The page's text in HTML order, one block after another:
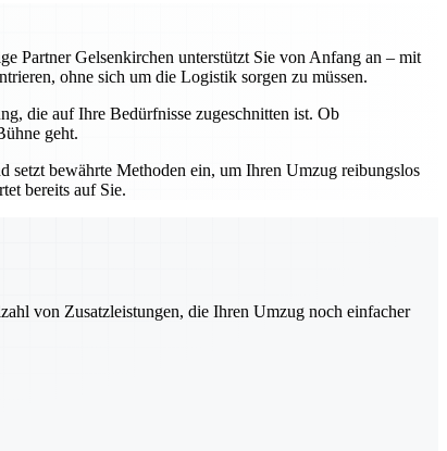
Partner Gelsenkirchen unterstützt Sie von Anfang an – mit
ohne sich um die Logistik sorgen zu müssen.
die auf Ihre Bedürfnisse zugeschnitten ist. Ob
geht.
setzt bewährte Methoden ein, um Ihren Umzug reibungslos
bereits auf Sie.
von Zusatzleistungen, die Ihren Umzug noch einfacher